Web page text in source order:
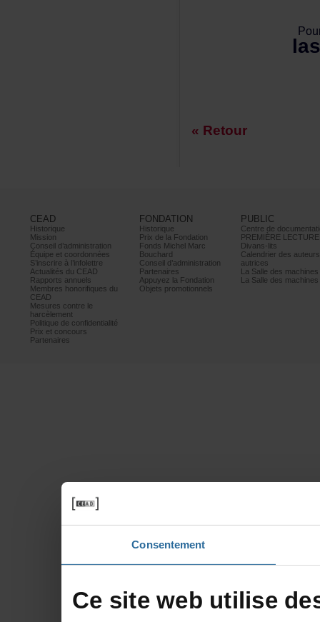
Consentement
«Retour
CEAD
Historique
Mission
Conseild’administration
Équipeetcoordonnées
S’inscrireàl’infolettre
ActualitésduCEAD
Rapportsannuels
Membreshonorifiquesdu
CEAD
Mesurescontrele
harcèlement
Politiquedeconfidentialité
Prixetconcours
Partenaires
FONDATION
Historique
PrixdelaFondation
FondsMichelMarc
Bouchard
Conseild’administration
Partenaires
AppuyezlaFondation
Objetspromotionnels
PUBLIC
PREMIÈRELECTURE
Divans-lits
autrices